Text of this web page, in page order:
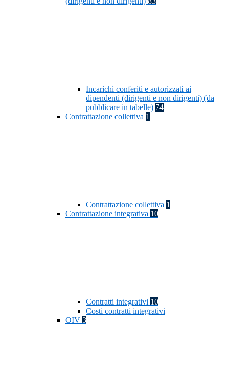
Incarichi conferiti e autorizzati ai
dipendenti (dirigenti e non dirigenti) (da
pubblicare in tabelle) 74
Contrattazione collettiva 1
Contrattazione collettiva 1
Contrattazione integrativa 10
Contratti integrativi 10
Costi contratti integrativi
OIV 3